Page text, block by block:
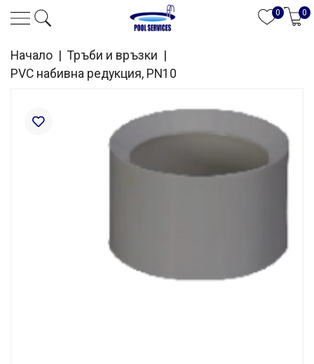
0 0
Начало Тръби и връзки
PVC набивна редукция, PN10